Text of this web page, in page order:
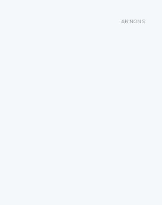
ANNONS